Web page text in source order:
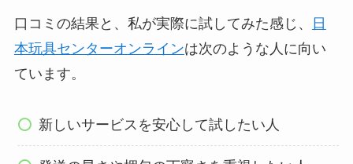
口コミの結果と、私が実際に試してみた感じ、
日
本玩具センターオンラインは次のような人に向い
ています。
新しいサービスを安心して試したい人